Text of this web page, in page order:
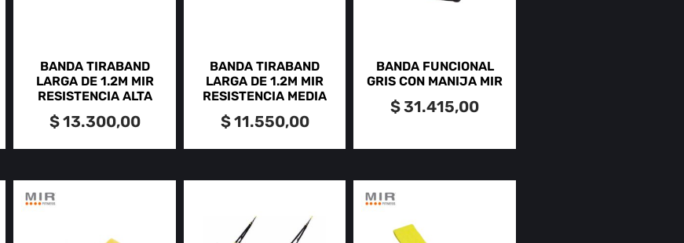
BANDA TIRABAND
LARGA DE 1.2M MIR
RESISTENCIA ALTA
$13.300,00
BANDA TIRABAND
LARGA DE 1.2M MIR
RESISTENCIA MEDIA
$11.550,00
BANDA FUNCIONAL
GRIS CON MANIJA MIR
$31.415,00